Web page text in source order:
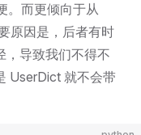
。而更倾向于从
原因是，后者有时
，导致我们不得不
UserDict 就不会带